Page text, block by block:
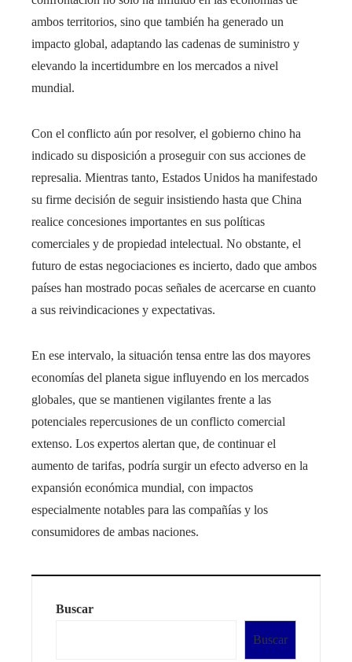
ambos territorios, sino que también ha generado un
impacto global, adaptando las cadenas de suministro y
elevando la incertidumbre en los mercados a nivel
mundial.
Con el conflicto aún por resolver, el gobierno chino ha
indicado su disposición a proseguir con sus acciones de
represalia. Mientras tanto, Estados Unidos ha manifestado
su firme decisión de seguir insistiendo hasta que China
realice concesiones importantes en sus políticas
comerciales y de propiedad intelectual. No obstante, el
futuro de estas negociaciones es incierto, dado que ambos
países han mostrado pocas señales de acercarse en cuanto
a sus reivindicaciones y expectativas.
En ese intervalo, la situación tensa entre las dos mayores
economías del planeta sigue influyendo en los mercados
globales, que se mantienen vigilantes frente a las
potenciales repercusiones de un conflicto comercial
extenso. Los expertos alertan que, de continuar el
aumento de tarifas, podría surgir un efecto adverso en la
expansión económica mundial, con impactos
especialmente notables para las compañías y los
consumidores de ambas naciones.
Buscar
Buscar